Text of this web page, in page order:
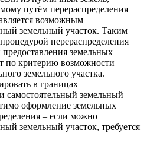
путём перераспределения
возможным
земельный участок. Таким
перераспределения
земельных
по критерию возможности
земельного участка.
в границах
самостоятельный земельный
оформление земельных
– если можно
земельный участок, требуется